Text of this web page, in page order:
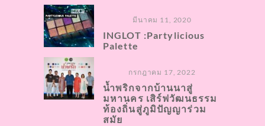
มีนาคม 11, 2020
INGLOT :Partylicious
Palette
กรกฎาคม 17, 2022
น้ำพริกจากบ้านนาสู่
มหานคร เสิร์ฟวัฒนธรรม
ท้องถิ่นสู่ภูมิปัญญาร่วม
สมัย